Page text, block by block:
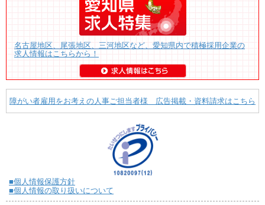
名古屋地区、尾張地区、三河地区など、愛知県内で積極採用企業の
求人情報はこちらから！
障がい者雇用をお考えの人事ご担当者様 広告掲載・資料請求はこちら
■個人情報保護方針
■個人情報の取り扱いについて